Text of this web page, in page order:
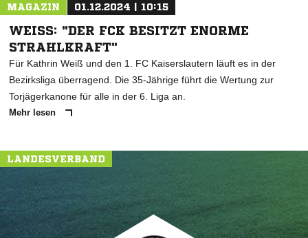
MAGAZIN 01.12.2024 | 10:15
WEISS: "DER FCK BESITZT ENORME S
TRAHLKRAFT"
Für Kathrin Weiß und den 1. FC Kaiserslautern läuft es in der
Bezirksliga überragend. Die 35-Jährige führt die Wertung zur
Torjägerkanone für alle in der 6. Liga an.
Mehr lesen
LANDESVERBAND